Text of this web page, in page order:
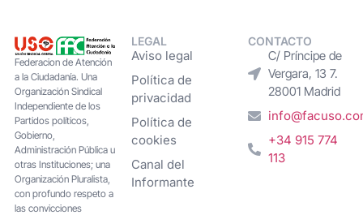
Federacion de Atención
a la Ciudadanía. Una
Organización Sindical
Independiente de los
Partidos políticos,
Gobierno,
Administración Pública u
otras Instituciones; una
Organización Pluralista,
con profundo respeto a
las convicciones
LEGAL
Aviso legal
Política de
privacidad
Política de
cookies
Canal del
Informante
CONTACTO
C/ Príncipe de
Vergara, 13 7.
28001 Madrid
+34 915 774
113